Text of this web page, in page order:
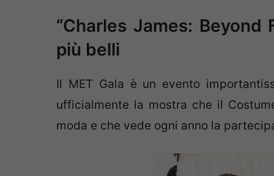
“Charles James: Beyond
più belli
Il MET Gala è un evento
ufficialmente la mostra che il
moda e che vede ogni anno la